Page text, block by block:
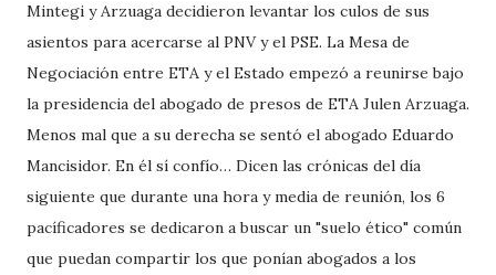
Mintegi y Arzuaga decidieron levantar los culos de sus
asientos para acercarse al PNV y el PSE. La Mesa de
Negociación entre ETA y el Estado empezó a reunirse bajo
la presidencia del abogado de presos de ETA Julen Arzuaga.
Menos mal que a su derecha se sentó el abogado Eduardo
Mancisidor. En él sí confío… Dicen las crónicas del día
siguiente que durante una hora y media de reunión, los 6
pacíficadores se dedicaron a buscar un "suelo ético" común
que puedan compartir los que ponían abogados a los